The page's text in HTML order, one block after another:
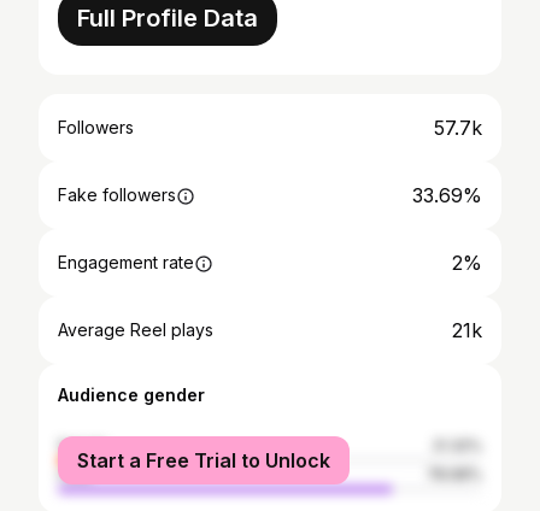
Full Profile Data
Followers 57.7k
Fake followers 33.69%
Engagement rate 2%
Average Reel plays 21k
Audience gender
female
male
Start a Free Trial to Unlock